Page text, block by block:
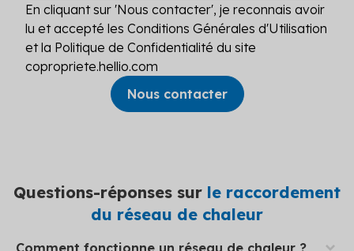
En cliquant sur 'Nous contacter', je reconnais avoir
lu et accepté les Conditions Générales d'Utilisation
et la Politique de Confidentialité du site
copropriete.hellio.com
Questions-réponses sur le raccordement
du réseau de chaleur
Comment fonctionne un réseau de chaleur ?